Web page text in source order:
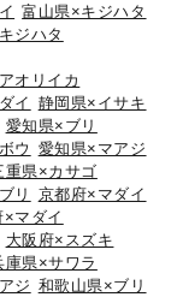
富山県×キジハタ
ジハタ
オリイカ
イ 静岡県×イサキ
愛知県×ブリ
ウ 愛知県×マアジ
重県×カサゴ
リ
京都府×マダイ
×マダイ
大阪府×スズキ
庫県×サワラ
ジ 和歌山県×ブリ